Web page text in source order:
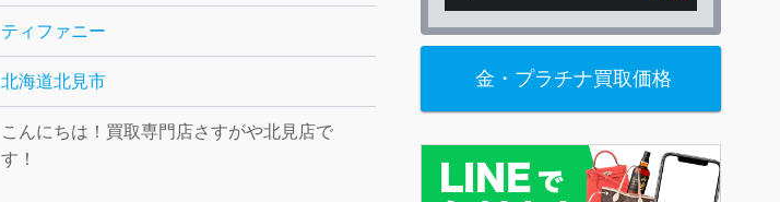
ティファニー
北海道北見市
こんにちは！買取専門店さすがや北見店で
す！
金・プラチナ買取価格